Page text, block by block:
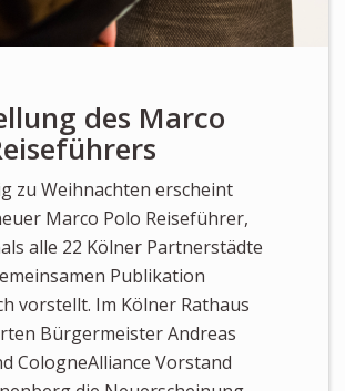
des Marco
zu Weihnachten erscheint
Marco Polo Reiseführer,
alle 22 Kölner Partnerstädte
Publikation
vorstellt. Im Kölner Rathaus
Bürgermeister Andreas
CologneAlliance Vorstand